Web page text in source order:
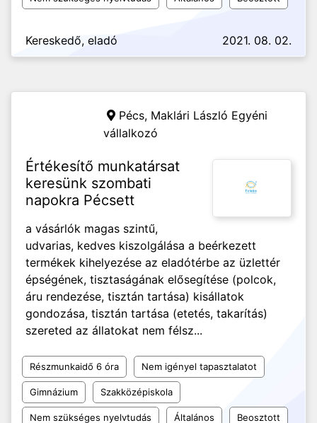
Kereskedő, eladó 2021. 08. 02.
Pécs, Maklári László Egyéni
vállalkozó
Értékesítő munkatársat
keresünk szombati
napokra Pécsett
a vásárlók magas szintű,
udvarias, kedves kiszolgálása a beérkezett
termékek kihelyezése az eladótérbe az üzlettér
épségének, tisztaságának elősegítése (polcok,
áru rendezése, tisztán tartása) kisállatok
gondozása, tisztán tartása (etetés, takarítás)
szereted az állatokat nem félsz...
Részmunkaidő 6 óra Nem igényel tapasztalatot
Gimnázium Szakközépiskola
Nem szükséges nyelvtudás Általános Beosztott